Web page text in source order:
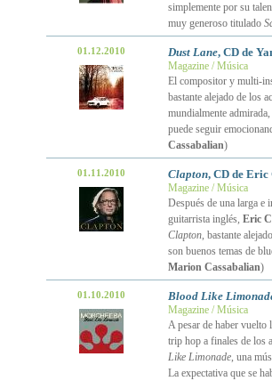
simplemente por su
muy generoso titulado
01.12.2010 Dust Lane, CD de
Magazine / Música
El compositor y multi-
bastante alejado de los
mundialmente admirada,
puede seguir
Cassabalian)
01.11.2010 Clapton, CD de Eric
Magazine / Música
Después de una larga e
guitarrista inglés, Eric
Clapton, bastante
son buenos temas de
Marion Cassabalian)
01.10.2010 Blood Like
Magazine / Música
A pesar de haber vuelto
trip hop a finales de los
Like Limonade, una
La expectativa que se